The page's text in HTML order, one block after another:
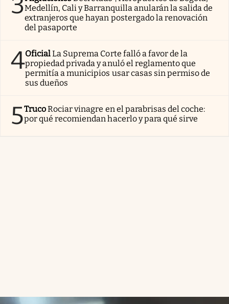
Medellín, Cali y Barranquilla anularán la salida de
extranjeros que hayan postergado la renovación
del pasaporte
4OficialLa Suprema Corte falló a favor de la
propiedad privada y anuló el reglamento que
permitía a municipios usar casas sin permiso de
sus dueños
5TrucoRociar vinagre en el parabrisas del coche:
por qué recomiendan hacerlo y para qué sirve